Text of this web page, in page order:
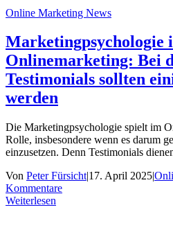
Online Marketing News
Marketingpsychologie
Onlinemarketing: Bei
Testimonials sollten
werden
Die Marketingpsychologie spielt im
Rolle, insbesondere wenn es darum
einzusetzen. Denn Testimonials
Von Peter Fürsicht|17. April 2025|
Kommentare
Weiterlesen